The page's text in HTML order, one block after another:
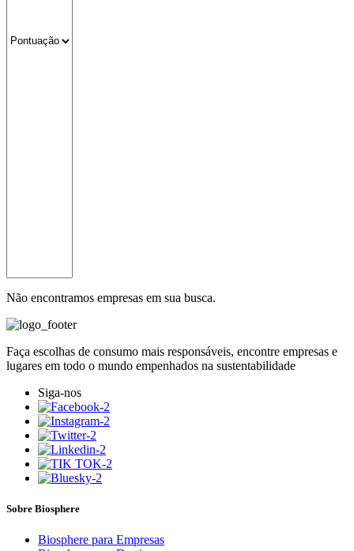
Não encontramos empresas em sua busca.
Faça escolhas de consumo mais responsáveis, encontre empresas e
lugares em todo o mundo empenhados na sustentabilidade
Siga-nos
Sobre Biosphere
Biosphere para Empresas